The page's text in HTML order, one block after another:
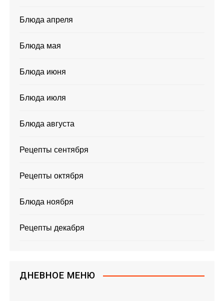
Блюда апреля
Блюда мая
Блюда июня
Блюда июля
Блюда августа
Рецепты сентября
Рецепты октября
Блюда ноября
Рецепты декабря
ДНЕВНОЕ МЕНЮ